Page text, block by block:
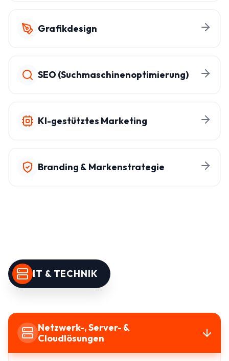
Grafikdesign
SEO (Suchmaschinenoptimierung)
KI-gestütztes Marketing
Branding & Markenstrategie
IT & TECHNIK
Netzwerk-, Server- &
Cloudlösungen